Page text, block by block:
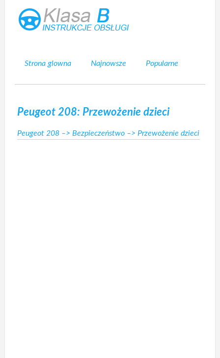
Strona glowna Najnowsze Popularne
Peugeot 208: Przewożenie dzieci
Peugeot 208 –> Bezpieczeństwo –> Przewożenie dzieci